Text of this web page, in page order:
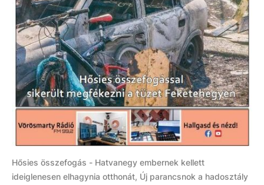
Hősies összefogás - Hatvanegy embernek kellett
ideiglenesen elhagynia otthonát, Új parancsnok a hadosztály